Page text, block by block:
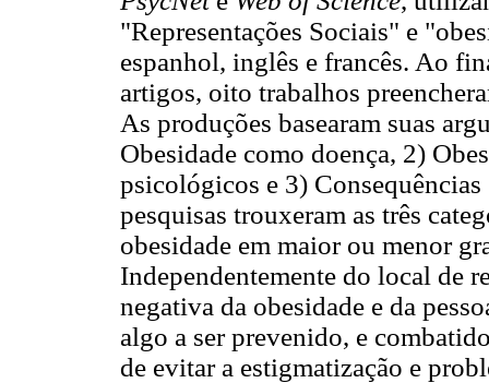
"Representações Sociais" e
espanhol, inglês e francês. Ao
artigos, oito trabalhos
As produções basearam suas
Obesidade como doença, 2)
psicológicos e 3)
pesquisas trouxeram as três
obesidade em maior ou menor
Independentemente do local de
negativa da obesidade e da
algo a ser prevenido, e
de evitar a estigmatização e